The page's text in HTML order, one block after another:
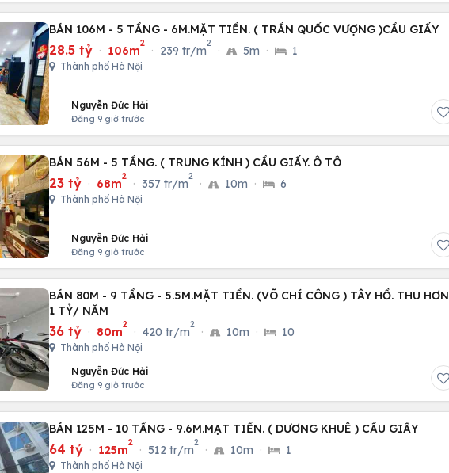
BÁN 106M - 5 TẦNG - 6M.MẶT TIỀN. ( TRẦN QUỐC VƯỢNG )CẦU GIẤY
28.5 tỷ · 106m
2
· 239 tr/m
2
· 5m · 1
Thành phố Hà Nội
Nguyễn Đức Hải
Đăng 9 giờ trước
BÁN 56M - 5 TẦNG. ( TRUNG KÍNH ) CẦU GIẤY. Ô TÔ
23 tỷ · 68m
2
· 357 tr/m
2
· 10m · 6
Thành phố Hà Nội
Nguyễn Đức Hải
Đăng 9 giờ trước
BÁN 80M - 9 TẦNG - 5.5M.MẶT TIỀN. (VÕ CHÍ CÔNG ) TÂY HỒ. THU HƠN
1 TỶ/ NĂM
36 tỷ · 80m
2
· 420 tr/m
2
· 10m · 10
Thành phố Hà Nội
Nguyễn Đức Hải
Đăng 9 giờ trước
BÁN 125M - 10 TẦNG - 9.6M.MẠT TIỀN. ( DƯƠNG KHUÊ ) CẦU GIẤY
64 tỷ · 125m
2
· 512 tr/m
2
· 10m · 1
Thành phố Hà Nội